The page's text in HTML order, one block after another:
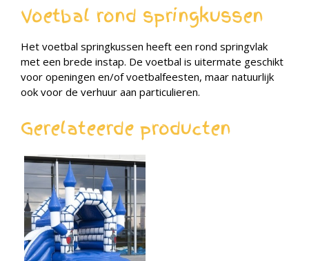
Voetbal rond springkussen
Het voetbal springkussen heeft een rond springvlak
met een brede instap. De voetbal is uitermate geschikt
voor openingen en/of voetbalfeesten, maar natuurlijk
ook voor de verhuur aan particulieren.
Gerelateerde producten